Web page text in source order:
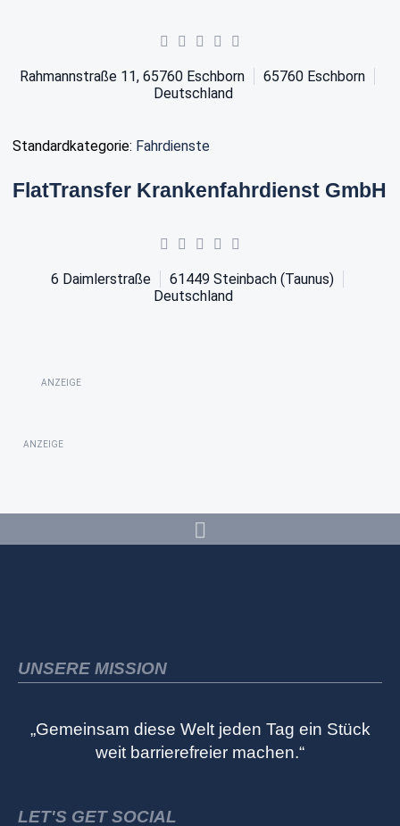
Rahmannstraße 11, 65760 Eschborn 65760 Eschborn
Deutschland
Standardkategorie: Fahrdienste
FlatTransfer Krankenfahrdienst GmbH
6 Daimlerstraße 61449 Steinbach (Taunus)
Deutschland
ANZEIGE
ANZEIGE
UNSERE MISSION
„Gemeinsam diese Welt jeden Tag ein Stück
weit barrierefreier machen.“
LET'S GET SOCIAL